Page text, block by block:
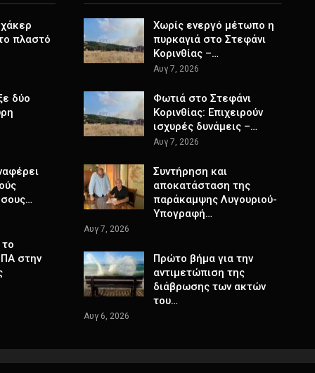
πλαστό
δύο
στην
Χωρίς ενεργό μέτωπο η
πυρκαγιά στο Στεφάνι
Κορινθίας –…
Αυγ 7, 2026
Φωτιά στο Στεφάνι
Κορινθίας: Επιχειρούν
ισχυρές δυνάμεις –…
Αυγ 7, 2026
Συντήρηση και
αποκατάσταση της
παράκαμψης Λυγουριού-
Υπογραφή…
Αυγ 7, 2026
Πρώτο βήμα για την
αντιμετώπιση της
διάβρωσης των ακτών
του…
Αυγ 6, 2026